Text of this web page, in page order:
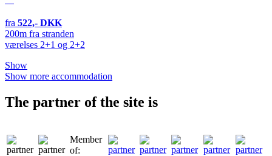
fra 522,- DKK
200m fra stranden
værelses 2+1 og 2+2
Show
Show more accommodation
The partner of the site is
Member
of: